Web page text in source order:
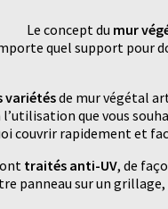
Le concept du mur
quel support pour
variétésde mur végétal
que vous
couvrir rapidement et
traités anti-UV, de
panneau sur un